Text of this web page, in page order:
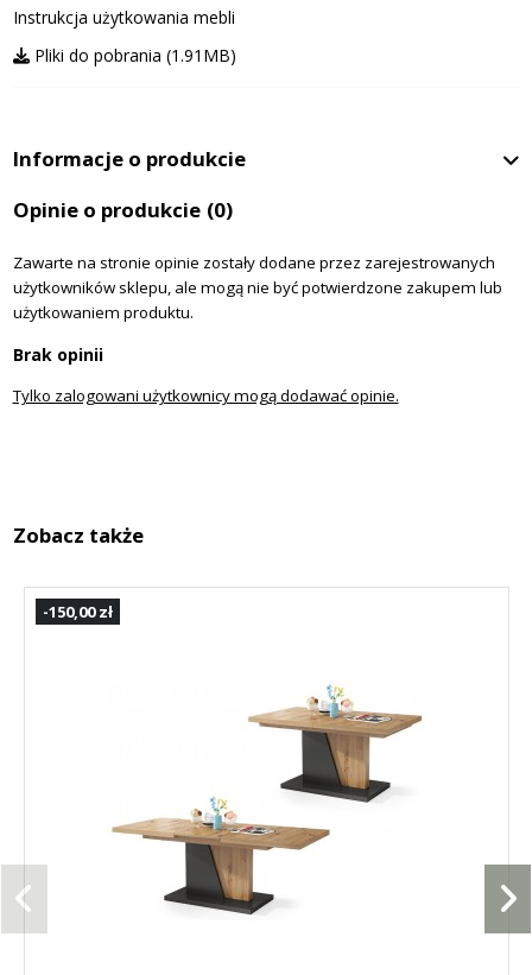
Instrukcja użytkowania mebli
Pliki do pobrania (1.91MB)
Informacje o produkcie
Opinie o produkcie (0)
Zawarte na stronie opinie zostały dodane przez zarejestrowanych
użytkowników sklepu, ale mogą nie być potwierdzone zakupem lub
użytkowaniem produktu.
Brak opinii
Tylko zalogowani użytkownicy mogą dodawać opinie.
Zobacz także
-150,00 zł